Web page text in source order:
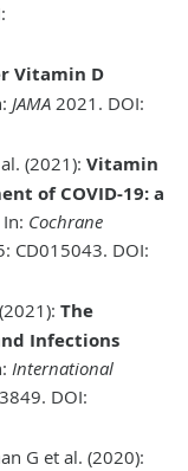
Vitamin D
JAMA 2021. DOI:
(2021): Vitamin
of COVID-19: a
In: Cochrane
CD015043. DOI:
The
Infections
International
DOI:
G et al. (2020):